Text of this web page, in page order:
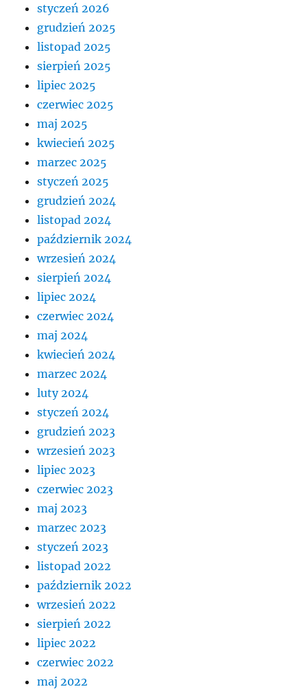
styczeń 2026
grudzień 2025
listopad 2025
sierpień 2025
lipiec 2025
czerwiec 2025
maj 2025
kwiecień 2025
marzec 2025
styczeń 2025
grudzień 2024
listopad 2024
październik 2024
wrzesień 2024
sierpień 2024
lipiec 2024
czerwiec 2024
maj 2024
kwiecień 2024
marzec 2024
luty 2024
styczeń 2024
grudzień 2023
wrzesień 2023
lipiec 2023
czerwiec 2023
maj 2023
marzec 2023
styczeń 2023
listopad 2022
październik 2022
wrzesień 2022
sierpień 2022
lipiec 2022
czerwiec 2022
maj 2022